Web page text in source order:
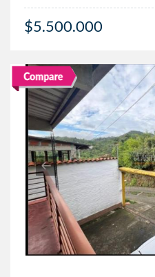
$5.500.000